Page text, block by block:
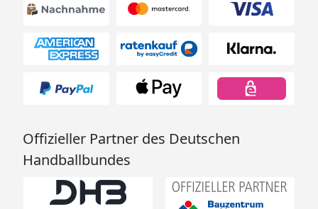
Offizieller Partner des Deutschen
Handballbundes